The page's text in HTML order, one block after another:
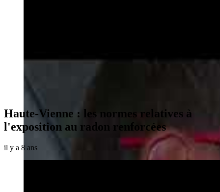
Haute-Vienne : les normes relatives à
l'exposition au radon renforcées
il y a 8 ans